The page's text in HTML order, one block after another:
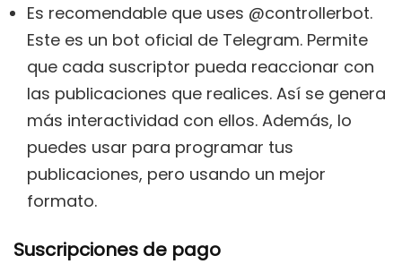
Es recomendable que uses @controllerbot.
Este es un bot oficial de Telegram. Permite
que cada suscriptor pueda reaccionar con
las publicaciones que realices. Así se genera
más interactividad con ellos. Además, lo
puedes usar para programar tus
publicaciones, pero usando un mejor
formato.
Suscripciones de pago